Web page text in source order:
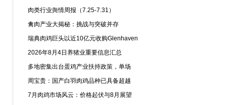
肉类行业舆情周报（7.25-7.31）
禽肉产业大揭秘：挑战与突破并存
瑞典肉鸡巨头以近10亿元收购Glenhaven
2026年8月4日养猪业重要信息汇总
多地密集出台蛋鸡产业扶持政策，单场
周宝贵：国产白羽肉鸡品种已具备超越
7月肉鸡市场风云：价格起伏与8月展望